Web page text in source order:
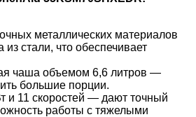
металлических материалов
стали, что обеспечивает
чаша объемом 6,6 литров —
большие порции.
и 11 скоростей — дают точный
работы с тяжелыми